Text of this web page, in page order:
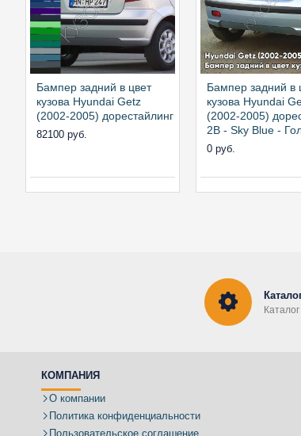
Бампер задний в цвет
кузова Hyundai Getz
(2002-2005) дорестайлинг
82100 руб.
Бампер задний в
кузова Hyundai
(2002-2005)
2B - Sky Blue -
0 руб.
КОМПАНИЯ
О компании
Политика конфиденциальности
Пользовательское соглашение